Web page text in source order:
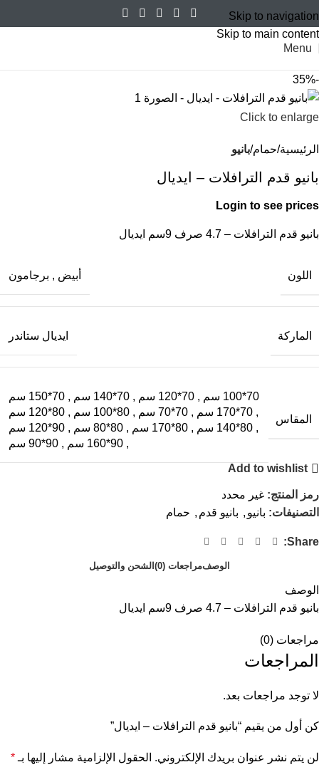
Skip to navigation
Skip to main content
Menu
-35%
Click to enlarge
الرئيسية حمام بانيو
بانيو قدم الترافلات – ايديال
Login to see prices
بانيو قدم الترافلات – 4.7 صرف 9سم ايديال
اللون أبيض , برجامون
الماركة ايديال ستاندر
المقاس
70*100 سم , 70*120 سم , 70*140 سم , 70*150 سم
, 70*170 سم , 70*70 سم , 80*100 سم , 80*120 سم
, 80*140 سم , 80*170 سم , 80*80 سم , 90*120 سم
, 90*160 سم , 90*90 سم
Add to wishlist
رمز المنتج: غير محدد
التصنيفات: بانيو , بانيو قدم , حمام
Share:
الوصفمراجعات (0) الشحن والتوصيل
الوصف
بانيو قدم الترافلات – 4.7 صرف 9سم ايديال
مراجعات (0)
المراجعات
لا توجد مراجعات بعد.
كن أول من يقيم “بانيو قدم الترافلات – ايديال”
لن يتم نشر عنوان بريدك الإلكتروني. الحقول الإلزامية مشار إليها بـ *